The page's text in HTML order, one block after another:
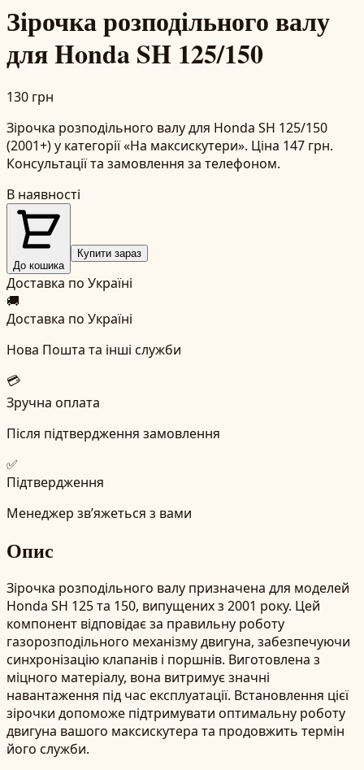
Зірочка розподільного валу
для Honda SH 125/150
130 грн
Зірочка розподільного валу для Honda SH 125/150
(2001+) у категорії «На максискутери». Ціна 147 грн.
Консультації та замовлення за телефоном.
В наявності
До кошика
Купити зараз
Доставка по Україні
🚚
Доставка по Україні
Нова Пошта та інші служби
💳
Зручна оплата
Після підтвердження замовлення
✅
Підтвердження
Менеджер зв’яжеться з вами
Опис
Зірочка розподільного валу призначена для моделей
Honda SH 125 та 150, випущених з 2001 року. Цей
компонент відповідає за правильну роботу
газорозподільного механізму двигуна, забезпечуючи
синхронізацію клапанів і поршнів. Виготовлена з
міцного матеріалу, вона витримує значні
навантаження під час експлуатації. Встановлення цієї
зірочки допоможе підтримувати оптимальну роботу
двигуна вашого максискутера та продовжить термін
його служби.